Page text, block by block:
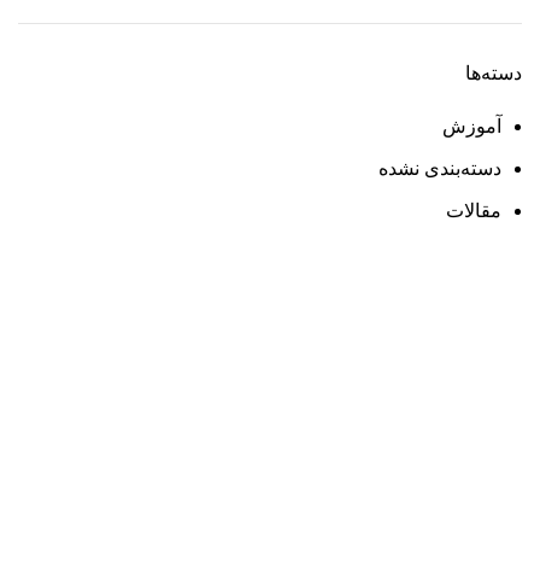
دسته‌ها
آموزش
دسته‌بندی نشده
مقالات